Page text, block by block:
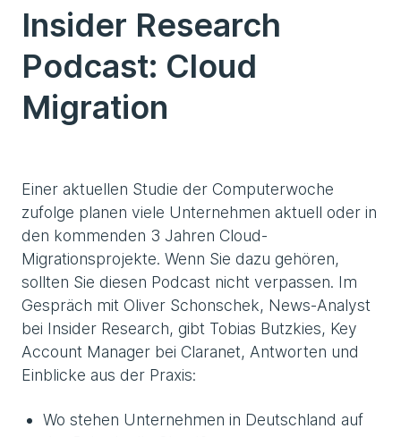
Insider Research
Podcast: Cloud
Migration
Einer aktuellen Studie der Computerwoche
zufolge planen viele Unternehmen aktuell oder in
den kommenden 3 Jahren Cloud-
Migrationsprojekte. Wenn Sie dazu gehören,
sollten Sie diesen Podcast nicht verpassen. Im
Gespräch mit Oliver Schonschek, News-Analyst
bei Insider Research, gibt Tobias Butzkies, Key
Account Manager bei Claranet, Antworten und
Einblicke aus der Praxis:
Wo stehen Unternehmen in Deutschland auf